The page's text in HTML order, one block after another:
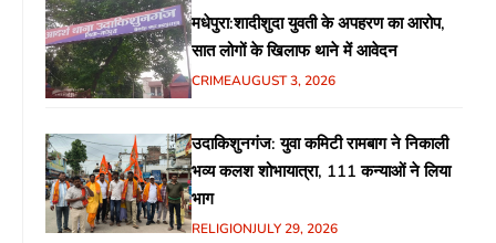
मधेपुरा:शादीशुदा युवती के अपहरण का आरोप,
सात लोगों के खिलाफ थाने में आवेदन
CRIMEAUGUST 3, 2026
उदाकिशुनगंज: युवा कमिटी रामबाग ने निकाली
भव्य कलश शोभायात्रा, 111 कन्याओं ने लिया
भाग
RELIGIONJULY 29, 2026